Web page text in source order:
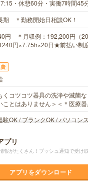
・休憩60分・実働7時間45
期 ＊勤務開始日相談OK！
円 ＊月収例：192,200円（20
円×7.75h×20日★前払い制
くコツコツ器具の洗浄や滅菌
ことはありません＞＜＊医療
験OK / ブランクOK / パソコン
験不問・無資格・未経験の方歓
プリ
報がたくさん！プッシュ通知で受け
アプリをダウンロード